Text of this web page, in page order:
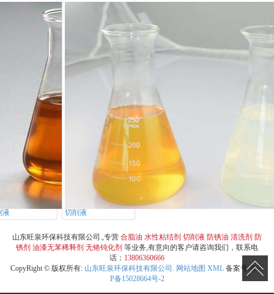
液 切削液
山东旺泉环保科技有限公司.,专营 合脂油 水性粘结剂 切削液 防锈油 清洗剂 防
锈剂 油漆无苯稀释剂 无铬钝化剂 等业务,有意向的客户请咨询我们，联系电
话： 13806360666
CopyRight © 版权所有: 山东旺泉环保科技有限公司. 网站地图 XML备案号:鲁IC
P备15028664号-2